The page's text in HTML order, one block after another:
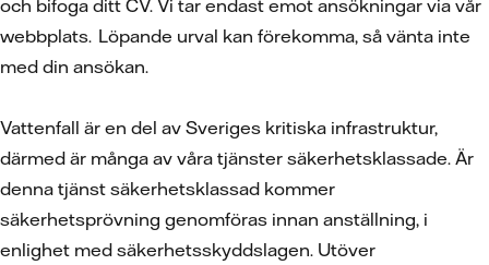
och bifoga ditt CV. Vi tar endast emot ansökningar via vår
webbplats. Löpande urval kan förekomma, så vänta inte
med din ansökan.
Vattenfall är en del av Sveriges kritiska infrastruktur,
därmed är många av våra tjänster säkerhetsklassade. Är
denna tjänst säkerhetsklassad kommer
säkerhetsprövning genomföras innan anställning, i
enlighet med säkerhetsskyddslagen. Utöver